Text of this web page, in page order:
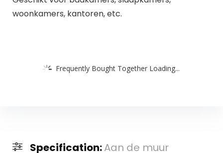
woonkamers, kantoren, etc.
Frequently Bought Together Loading...
Specification:Aan de muur